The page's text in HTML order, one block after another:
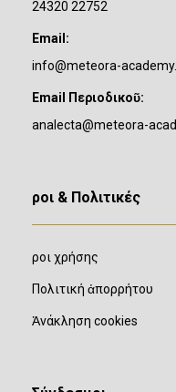
24320 22752
Email:
info@meteora-
Email Περιοδικοῦ:
analecta@meteora-
Ὅροι & Πολιτικές
Ὅροι χρήσης
Πολιτική ἀπορρήτου
Ἀνάκληση cookies